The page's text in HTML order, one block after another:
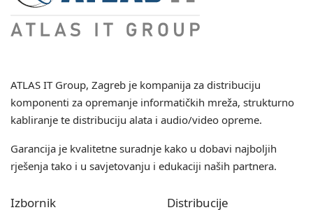
ATLAS IT Group, Zagreb je kompanija za distribuciju
komponenti za opremanje informatičkih mreža, strukturno
kabliranje te distribuciju alata i audio/video opreme.
Garancija je kvalitetne suradnje kako u dobavi najboljih
rješenja tako i u savjetovanju i edukaciji naših partnera.
Izbornik Distribucije